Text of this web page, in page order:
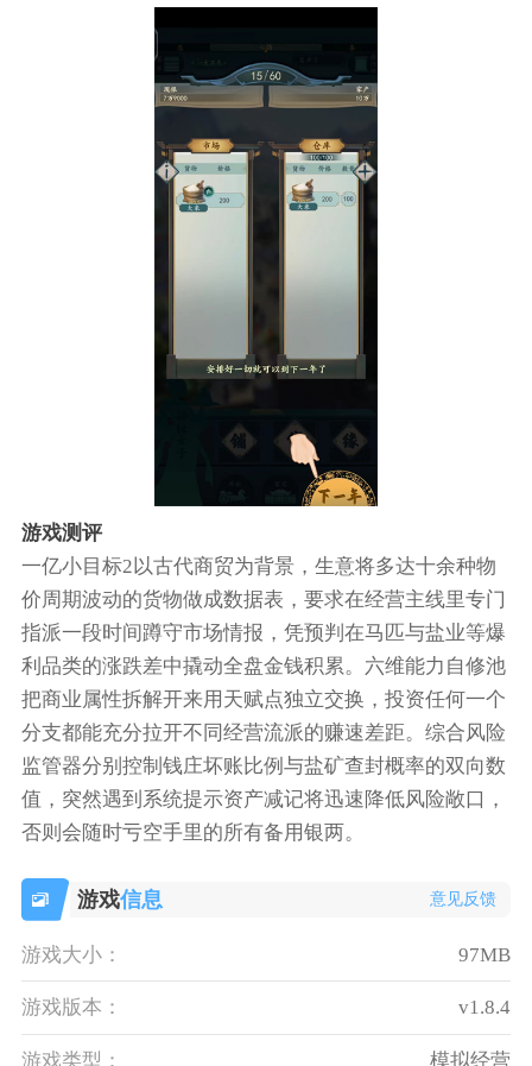
游戏测评
一亿小目标2以古代商贸为背景，生意将多达十余种物
价周期波动的货物做成数据表，要求在经营主线里专门
指派一段时间蹲守市场情报，凭预判在马匹与盐业等爆
利品类的涨跌差中撬动全盘金钱积累。六维能力自修池
把商业属性拆解开来用天赋点独立交换，投资任何一个
分支都能充分拉开不同经营流派的赚速差距。综合风险
监管器分别控制钱庄坏账比例与盐矿查封概率的双向数
值，突然遇到系统提示资产减记将迅速降低风险敞口，
否则会随时亏空手里的所有备用银两。
游戏信息 意见反馈
游戏大小： 97MB
游戏版本： v1.8.4
游戏类型： 模拟经营